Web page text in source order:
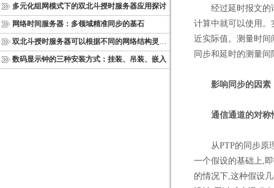
多元化组网模式下的双北斗授时服务器应用探讨
网络时间服务器：多领域精准同步的基石
双北斗授时服务器可以根据不同的网络结构灵活部署
数码显示钟的三种安装方式：挂装、吊装、嵌入
经过延时报文的请
计算中就可以使用
近实际值。测量时
同步和延时的测量
影响同步的因素
通信通道的对称
从PTP的同步原理
一个假设的基础上,
的情况下,这种假设